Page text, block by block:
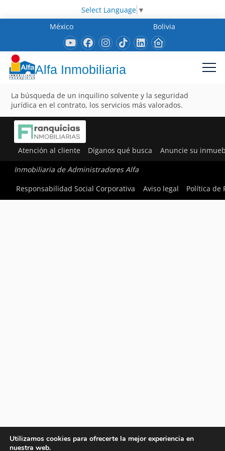
Select Language ▼
México
Bolivia
Alfa Inmobiliaria
La búsqueda de un inquilino solvente y la seguridad
jurídica en el contrato, los servicios más valorados.
Atención al cliente Díganos qué busca Anuncie su
Inmobiliaria de Administradores Alfa
Responsabilidad Social Corporativa
Aviso legal Política de
Utilizamos cookies para ofrecerte la mejor experiencia en
nuestra web.